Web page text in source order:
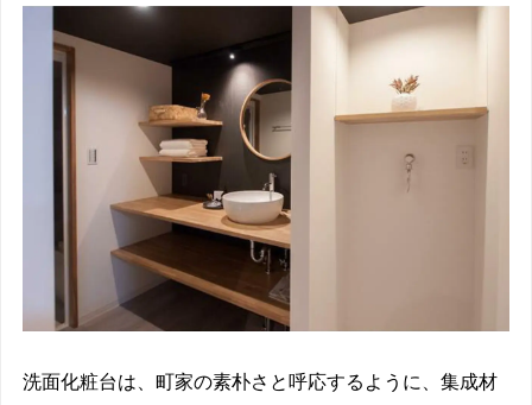
洗面化粧台は、町家の素朴さと呼応するように、集成材